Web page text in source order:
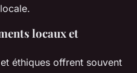
locaux et
éthiques offrent souvent